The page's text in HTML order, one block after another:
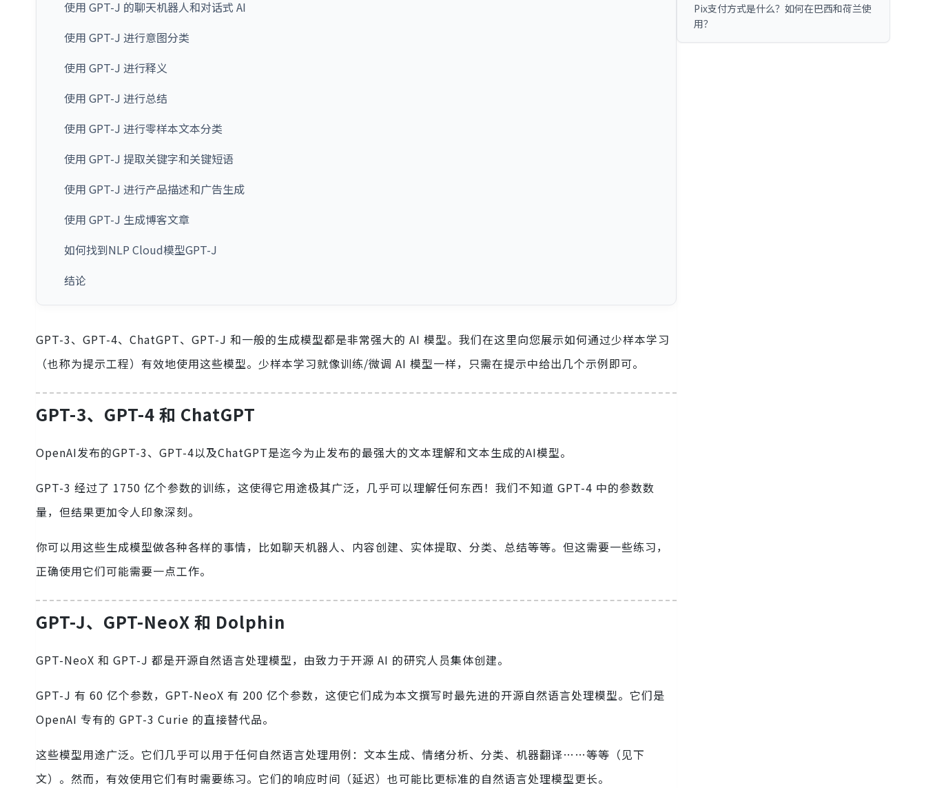
使用 GPT-J 的聊天机器人和对话式 AI
使用 GPT-J 进行意图分类
使用 GPT-J 进行释义
使用 GPT-J 进行总结
使用 GPT-J 进行零样本文本分类
使用 GPT-J 提取关键字和关键短语
使用 GPT-J 进行产品描述和广告生成
使用 GPT-J 生成博客文章
如何找到NLP Cloud模型GPT-J
结论
GPT-3、GPT-4、ChatGPT、GPT-J 和一般的生成模型都是非常强大的 AI 模型。我们在这里向您展示如何通过少样本学习
（也称为提示工程）有效地使用这些模型。少样本学习就像训练/微调 AI 模型一样，只需在提示中给出几个示例即可。
GPT-3、GPT-4 和 ChatGPT
OpenAI发布的GPT-3、GPT-4以及ChatGPT是迄今为止发布的最强大的文本理解和文本生成的AI模型。
GPT-3 经过了 1750 亿个参数的训练，这使得它用途极其广泛，几乎可以理解任何东西！我们不知道 GPT-4 中的参数数
量，但结果更加令人印象深刻。
你可以用这些生成模型做各种各样的事情，比如聊天机器人、内容创建、实体提取、分类、总结等等。但这需要一些练习，
正确使用它们可能需要一点工作。
GPT-J、GPT-NeoX 和 Dolphin
GPT-NeoX 和 GPT-J 都是开源自然语言处理模型，由致力于开源 AI 的研究人员集体创建。
GPT-J 有 60 亿个参数，GPT-NeoX 有 200 亿个参数，这使它们成为本文撰写时最先进的开源自然语言处理模型。它们是
OpenAI 专有的 GPT-3 Curie 的直接替代品。
这些模型用途广泛。它们几乎可以用于任何自然语言处理用例：文本生成、情绪分析、分类、机器翻译……等等（见下
文）。然而，有效使用它们有时需要练习。它们的响应时间（延迟）也可能比更标准的自然语言处理模型更长。
Pix支付方式是什么？如何在巴西和荷兰使
用？